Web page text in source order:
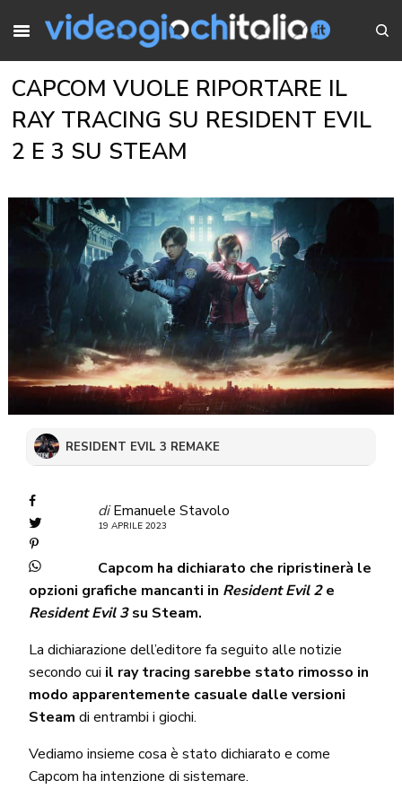
CAPCOM VUOLE RIPORTARE IL
RAY TRACING SU RESIDENT EVIL
2 E 3 SU STEAM
RESIDENT EVIL 3 REMAKE
di Emanuele Stavolo
19 APRILE 2023
Capcom ha dichiarato che ripristinerà le
opzioni grafiche mancanti in Resident Evil 2e
Resident Evil 3su Steam.
La dichiarazione dell’editore fa seguito alle notizie
secondo cui il ray tracing sarebbe stato rimosso in
modo apparentemente casuale dalle versioni
Steam di entrambi i giochi.
Vediamo insieme cosa è stato dichiarato e come
Capcom ha intenzione di sistemare.